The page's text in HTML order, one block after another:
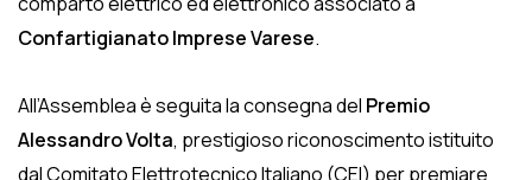
Confartigianato Imprese Varese.
All’Assemblea è seguita la consegna del Premio
Alessandro Volta, prestigioso riconoscimento istituito
dal Comitato Elettrotecnico Italiano (CEI) per premiare